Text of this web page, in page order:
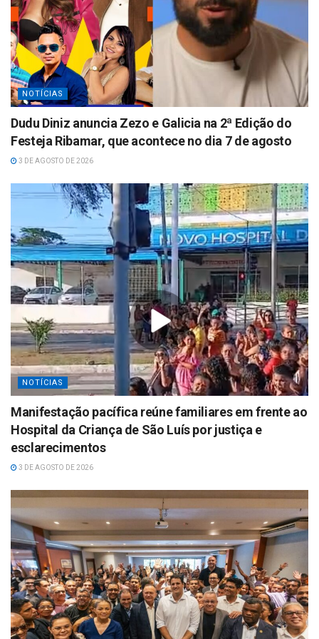
NOTÍCIAS
Dudu Diniz anuncia Zezo e Galicia na 2ª Edição do
Festeja Ribamar, que acontece no dia 7 de agosto
3 DE AGOSTO DE 2026
NOTÍCIAS
Manifestação pacífica reúne familiares em frente ao
Hospital da Criança de São Luís por justiça e
esclarecimentos
3 DE AGOSTO DE 2026